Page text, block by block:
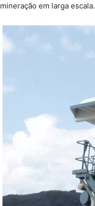
mineração em larga escala.